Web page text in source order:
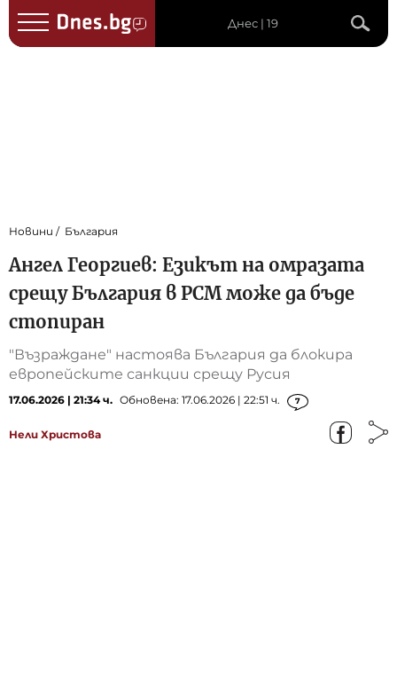
Днес | 19
Новини България
Ангел Георгиев: Езикът на омразата
срещу България в РСМ може да бъде
стопиран
"Възраждане" настоява България да блокира
европейските санкции срещу Русия
17.06.2026 | 21:34 ч. Обновена: 17.06.2026 | 22:51 ч. 7
Нели Христова